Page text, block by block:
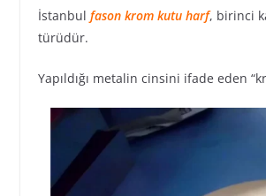
İstanbul fason krom kutu harf, birinci
türüdür.
Yapıldığı metalin cinsini ifade eden